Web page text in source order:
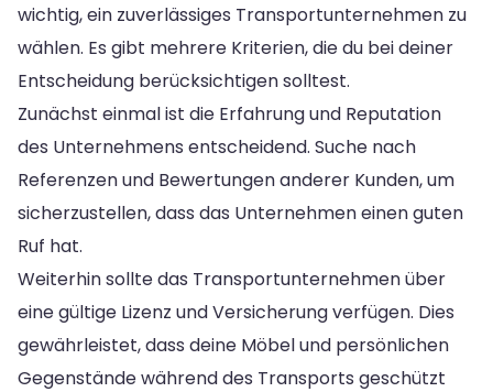
wichtig, ein zuverlässiges Transportunternehmen zu
wählen. Es gibt mehrere Kriterien, die du bei deiner
Entscheidung berücksichtigen solltest.
Zunächst einmal ist die Erfahrung und Reputation
des Unternehmens entscheidend. Suche nach
Referenzen und Bewertungen anderer Kunden, um
sicherzustellen, dass das Unternehmen einen guten
Ruf hat.
Weiterhin sollte das Transportunternehmen über
eine gültige Lizenz und Versicherung verfügen. Dies
gewährleistet, dass deine Möbel und persönlichen
Gegenstände während des Transports geschützt